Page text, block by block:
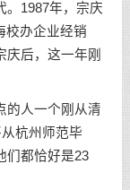
1987年，宗庆
校办企业经销
庆后，这一年刚
人一个刚从清
杭州师范毕
们都恰好是23